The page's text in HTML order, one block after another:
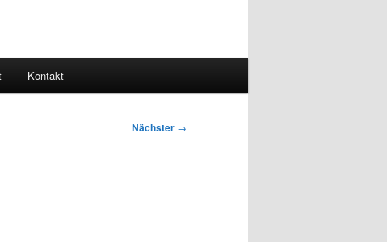
Kontakt
Nächster →